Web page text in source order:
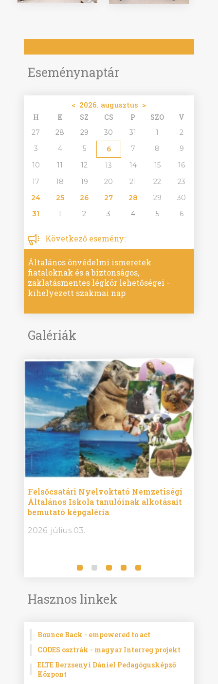
Eseménynaptár
< 2026. augusztus >
H K SZ CS P SZO V
27 28 29 30 31 1
2
3
4 5 6 7 8
9
10
11 12 13 14 15
16
17
18 19 20 21 22
23
24
25 26 27 28 29
30
31
1 2 3 4 5 6
Következő esemény:
Általános önvédelmi ismeretek
fiataloknak és a biztonságos,
zaklatásmentes légkör lehetőségei -
kihelyezett szakmai nap
Galériák
Felsőcsatári Nyelvoktató Nemzetiségi
Általános Iskola tanulóinak alkotásait
bemutató képgaléria
2026. július 03.
Hasznos linkek
Bounce Back - empowered to act
CODES osztrák - magyar Interreg projekt
ELTE Berzsenyi Dániel Pedagógusképző
Központ